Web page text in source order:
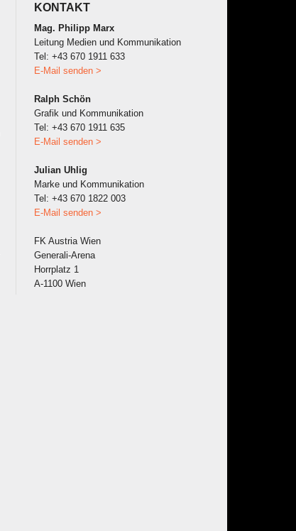
KONTAKT
Mag. Philipp Marx
Leitung Medien und Kommunikation
Tel: +43 670 1911 633
E-Mail senden >
Ralph Schön
Grafik und Kommunikation
Tel: +43 670 1911 635
E-Mail senden >
Julian Uhlig
Marke und Kommunikation
Tel: +43 670 1822 003
E-Mail senden >
FK Austria Wien
Generali-Arena
Horrplatz 1
A-1100 Wien